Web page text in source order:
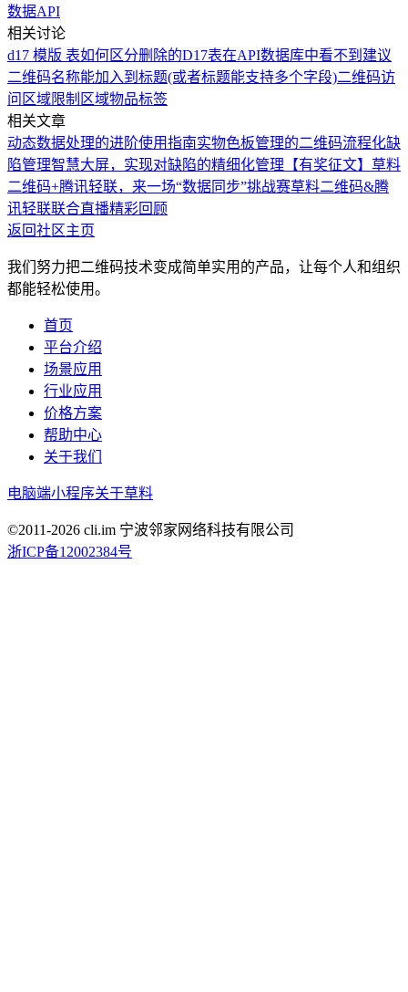
数据API
相关讨论
d17 模版 表如何区分删除的D17表在API数据库中看不到 建议
二维码名称能加入到标题(或者标题能支持多个字段)二维码访
问区域限制 区域物品标签
相关文章
动态数据处理的进阶使用指南实物色板管理的二维码流程化缺
陷管理智慧大屏，实现对缺陷的精细化管理 【有奖征文】草料
二维码+腾讯轻联，来一场“数据同步”挑战赛草料二维码&腾
讯轻联联合直播精彩回顾
返回社区主页
我们努力把二维码技术变成简单实用的产品，让每个人和组织
都能轻松使用。
首页
平台介绍
场景应用
行业应用
价格方案
帮助中心
关于我们
电脑端小程序关于草料
©2011-2026 cli.im 宁波邻家网络科技有限公司
浙ICP备12002384号